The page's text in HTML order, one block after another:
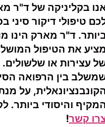
בקליניקה של ד"ר
טיפולי דיקור סיני
ד"ר מארק הינו
את הטיפול
עצירות או
בין הרפואה
על
והיסודי ביותר.
קשר!